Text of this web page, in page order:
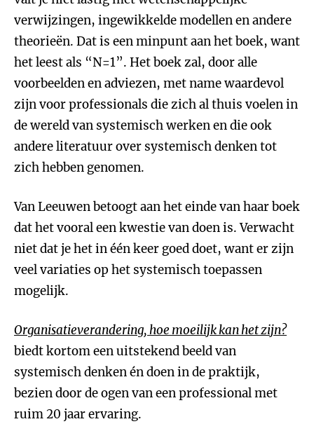
verwijzingen, ingewikkelde modellen en andere
theorieën. Dat is een minpunt aan het boek, want
het leest als “N=1”. Het boek zal, door alle
voorbeelden en adviezen, met name waardevol
zijn voor professionals die zich al thuis voelen in
de wereld van systemisch werken en die ook
andere literatuur over systemisch denken tot
zich hebben genomen.
Van Leeuwen betoogt aan het einde van haar boek
dat het vooral een kwestie van doen is. Verwacht
niet dat je het in één keer goed doet, want er zijn
veel variaties op het systemisch toepassen
mogelijk.
Organisatieverandering, hoe moeilijk kan het zijn?
biedt kortom een uitstekend beeld van
systemisch denken én doen in de praktijk,
bezien door de ogen van een professional met
ruim 20 jaar ervaring.